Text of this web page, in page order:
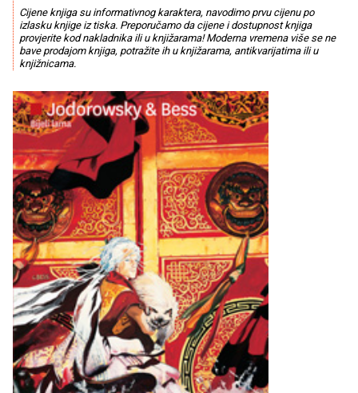
Cijene knjiga su informativnog karaktera, navodimo prvu cijenu po
izlasku knjige iz tiska. Preporučamo da cijene i dostupnost knjiga
provjerite kod nakladnika ili u knjižarama! Moderna vremena više se ne
bave prodajom knjiga, potražite ih u knjižarama, antikvarijatima ili u
knjižnicama.